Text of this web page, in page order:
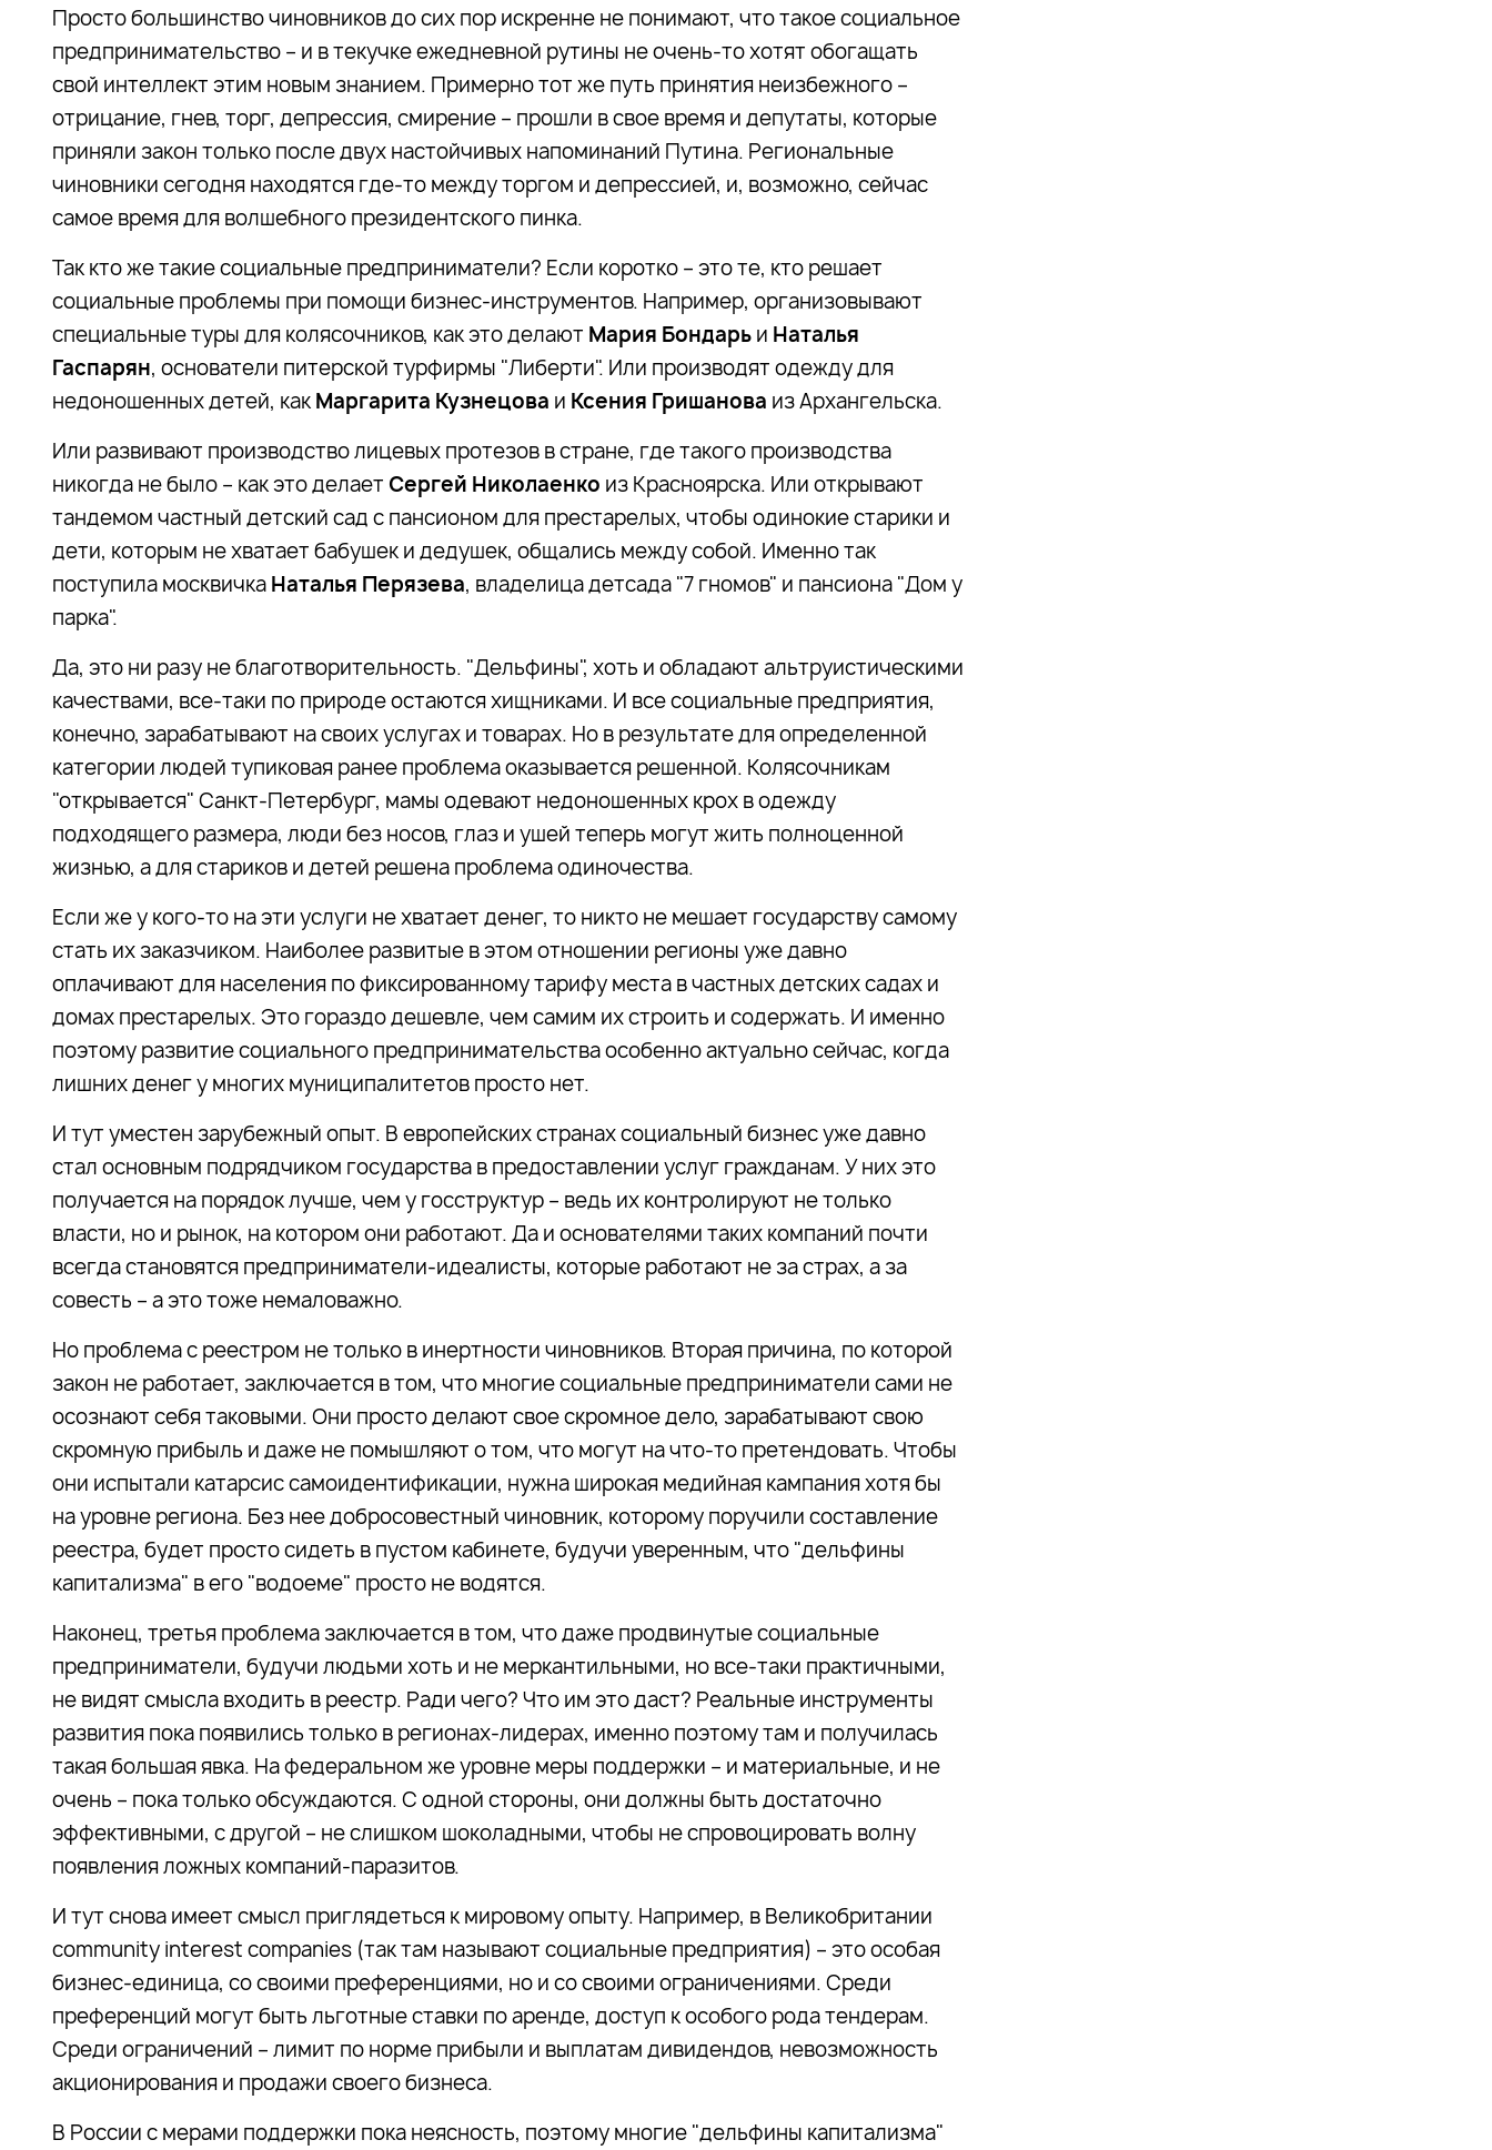
Просто большинство чиновников до сих пор искренне не понимают, что такое социальное
предпринимательство – и в текучке ежедневной рутины не очень-то хотят обогащать
свой интеллект этим новым знанием. Примерно тот же путь принятия неизбежного –
отрицание, гнев, торг, депрессия, смирение – прошли в свое время и депутаты, которые
приняли закон только после двух настойчивых напоминаний Путина. Региональные
чиновники сегодня находятся где-то между торгом и депрессией, и, возможно, сейчас
самое время для волшебного президентского пинка.
Так кто же такие социальные предприниматели? Если коротко – это те, кто решает
социальные проблемы при помощи бизнес-инструментов. Например, организовывают
специальные туры для колясочников, как это делают Мария Бондарь и Наталья
Гаспарян, основатели питерской турфирмы "Либерти". Или производят одежду для
недоношенных детей, как Маргарита Кузнецова и Ксения Гришанова из Архангельска.
Или развивают производство лицевых протезов в стране, где такого производства
никогда не было – как это делает Сергей Николаенко из Красноярска. Или открывают
тандемом частный детский сад с пансионом для престарелых, чтобы одинокие старики и
дети, которым не хватает бабушек и дедушек, общались между собой. Именно так
поступила москвичка Наталья Перязева, владелица детсада "7 гномов" и пансиона "Дом у
парка".
Да, это ни разу не благотворительность. "Дельфины", хоть и обладают альтруистическими
качествами, все-таки по природе остаются хищниками. И все социальные предприятия,
конечно, зарабатывают на своих услугах и товарах. Но в результате для определенной
категории людей тупиковая ранее проблема оказывается решенной. Колясочникам
"открывается" Санкт-Петербург, мамы одевают недоношенных крох в одежду
подходящего размера, люди без носов, глаз и ушей теперь могут жить полноценной
жизнью, а для стариков и детей решена проблема одиночества.
Если же у кого-то на эти услуги не хватает денег, то никто не мешает государству самому
стать их заказчиком. Наиболее развитые в этом отношении регионы уже давно
оплачивают для населения по фиксированному тарифу места в частных детских садах и
домах престарелых. Это гораздо дешевле, чем самим их строить и содержать. И именно
поэтому развитие социального предпринимательства особенно актуально сейчас, когда
лишних денег у многих муниципалитетов просто нет.
И тут уместен зарубежный опыт. В европейских странах социальный бизнес уже давно
стал основным подрядчиком государства в предоставлении услуг гражданам. У них это
получается на порядок лучше, чем у госструктур – ведь их контролируют не только
власти, но и рынок, на котором они работают. Да и основателями таких компаний почти
всегда становятся предприниматели-идеалисты, которые работают не за страх, а за
совесть – а это тоже немаловажно.
Но проблема с реестром не только в инертности чиновников. Вторая причина, по которой
закон не работает, заключается в том, что многие социальные предприниматели сами не
осознают себя таковыми. Они просто делают свое скромное дело, зарабатывают свою
скромную прибыль и даже не помышляют о том, что могут на что-то претендовать. Чтобы
они испытали катарсис самоидентификации, нужна широкая медийная кампания хотя бы
на уровне региона. Без нее добросовестный чиновник, которому поручили составление
реестра, будет просто сидеть в пустом кабинете, будучи уверенным, что "дельфины
капитализма" в его "водоеме" просто не водятся.
Наконец, третья проблема заключается в том, что даже продвинутые социальные
предприниматели, будучи людьми хоть и не меркантильными, но все-таки практичными,
не видят смысла входить в реестр. Ради чего? Что им это даст? Реальные инструменты
развития пока появились только в регионах-лидерах, именно поэтому там и получилась
такая большая явка. На федеральном же уровне меры поддержки – и материальные, и не
очень – пока только обсуждаются. С одной стороны, они должны быть достаточно
эффективными, с другой – не слишком шоколадными, чтобы не спровоцировать волну
появления ложных компаний-паразитов.
И тут снова имеет смысл приглядеться к мировому опыту. Например, в Великобритании
community interest companies (так там называют социальные предприятия) – это особая
бизнес-единица, со своими преференциями, но и со своими ограничениями. Среди
преференций могут быть льготные ставки по аренде, доступ к особого рода тендерам.
Среди ограничений – лимит по норме прибыли и выплатам дивидендов, невозможность
акционирования и продажи своего бизнеса.
В России с мерами поддержки пока неясность, поэтому многие "дельфины капитализма"